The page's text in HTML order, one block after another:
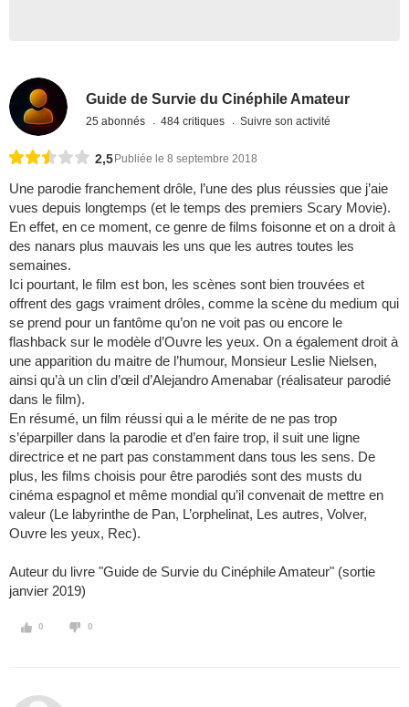
Guide de Survie du Cinéphile Amateur
25 abonnés 484 critiques Suivre son activité
2,5 Publiée le 8 septembre 2018
Une parodie franchement drôle, l’une des plus réussies que j’aie
vues depuis longtemps (et le temps des premiers Scary Movie).
En effet, en ce moment, ce genre de films foisonne et on a droit à
des nanars plus mauvais les uns que les autres toutes les
semaines.
Ici pourtant, le film est bon, les scènes sont bien trouvées et
offrent des gags vraiment drôles, comme la scène du medium qui
se prend pour un fantôme qu’on ne voit pas ou encore le
flashback sur le modèle d’Ouvre les yeux. On a également droit à
une apparition du maitre de l’humour, Monsieur Leslie Nielsen,
ainsi qu’à un clin d’œil d’Alejandro Amenabar (réalisateur parodié
dans le film).
En résumé, un film réussi qui a le mérite de ne pas trop
s’éparpiller dans la parodie et d’en faire trop, il suit une ligne
directrice et ne part pas constamment dans tous les sens. De
plus, les films choisis pour être parodiés sont des musts du
cinéma espagnol et même mondial qu’il convenait de mettre en
valeur (Le labyrinthe de Pan, L’orphelinat, Les autres, Volver,
Ouvre les yeux, Rec).
Auteur du livre "Guide de Survie du Cinéphile Amateur" (sortie
janvier 2019)
0 0